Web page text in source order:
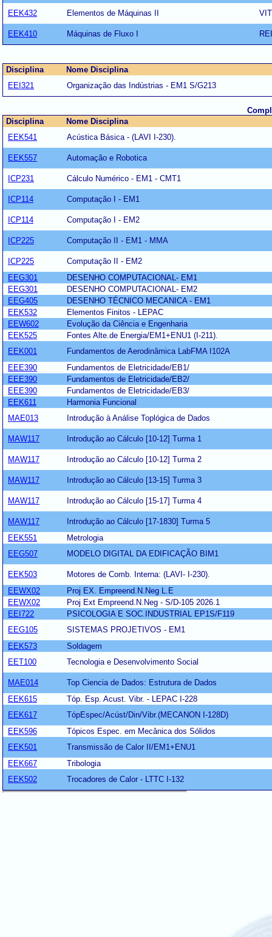
EEK432 Elementos de Máquinas II
EEK410 Máquinas de Fluxo I
Disciplina
Nome Disciplina
EEI321
Organização das Indústrias - EM1 S/G213
Disciplina
Nome Disciplina
EEK541
Acústica Básica - (LAVI I-230).
EEK557 Automação e Robotica
ICP231 Cálculo Numérico - EM1 - CMT1
ICP114 Computação I - EM1
ICP114 Computação I - EM2
ICP225 Computação II - EM1 - MMA
ICP225
Computação II - EM2
EEG301
DESENHO COMPUTACIONAL- EM1
EEG301
DESENHO COMPUTACIONAL- EM2
EEG405
DESENHO TÉCNICO MECANICA - EM1
EEK532
Elementos Finitos - LEPAC
EEW602
Evolução da Ciência e Engenharia
EEK525
Fontes Alte.de Energia/EM1+ENU1 (I-211).
EEK001
Fundamentos de Aerodinâmica LabFMA I102A
EEE390
Fundamentos de Eletricidade/EB1/
EEE390
Fundamentos de Eletricidade/EB2/
EEE390
Fundamentos de Eletricidade/EB3/
EEK611
Harmonia Funcional
MAE013
Introdução à Análise Toplógica de Dados
MAW117 Introdução ao Cálculo [10-12] Turma 1
MAW117 Introdução ao Cálculo [10-12] Turma 2
MAW117 Introdução ao Cálculo [13-15] Turma 3
MAW117 Introdução ao Cálculo [15-17] Turma 4
MAW117
Introdução ao Cálculo [17-1830] Turma 5
EEK551
Metrologia
EEG507
MODELO DIGITAL DA EDIFICAÇÃO BIM1
EEK503
Motores de Comb. Interna: (LAVI- I-230).
EEWX02
Proj EX. Empreend.N.Neg L.E
EEWX02
Proj Ext Empreend.N.Neg - S/D-105 2026.1
EEI722
PSICOLOGIA E SOC.INDUSTRIAL EP1S/F119
EEG105
SISTEMAS PROJETIVOS - EM1
EEK573
Soldagem
EET100
Tecnologia e Desenvolvimento Social
MAE014
Top Ciencia de Dados: Estrutura de Dados
EEK615
Tóp. Esp. Acust. Vibr. - LEPAC I-228
EEK617
TópEspec/Acúst/Din/Vibr.(MECANON I-128D)
EEK596
Tópicos Espec. em Mecânica dos Sólidos
EEK501
Transmissão de Calor II/EM1+ENU1
EEK667
Tribologia
EEK502
Trocadores de Calor - LTTC I-132